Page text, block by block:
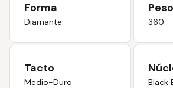
Forma
Diamante
Peso
360 -
Tacto
Medio-Duro Black